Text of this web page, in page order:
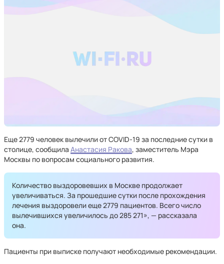
Еще 2779 человек вылечили от COVID-19 за последние сутки в
столице, сообщила Анастасия Ракова, заместитель Мэра
Москвы по вопросам социального развития.
Количество выздоровевших в Москве продолжает
увеличиваться. За прошедшие сутки после прохождения
лечения выздоровели еще 2779 пациентов. Всего число
вылечившихся увеличилось до 285 271», — рассказала
она.
Пациенты при выписке получают необходимые рекомендации.